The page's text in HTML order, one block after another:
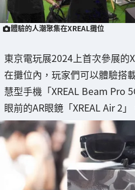
體驗的人潮聚集在XREAL攤位
東京電玩展2024上首次參展的
在攤位內，玩家們可以體驗搭
慧型手機「XREAL Beam Pro
眼前的AR眼鏡「XREAL Air 2」